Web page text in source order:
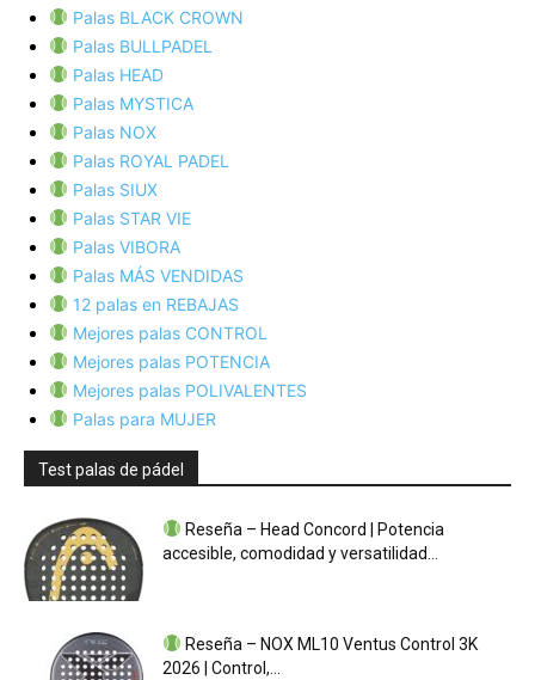
Palas BLACK CROWN
Palas BULLPADEL
Palas HEAD
Palas MYSTICA
Palas NOX
Palas ROYAL PADEL
Palas SIUX
Palas STAR VIE
Palas VIBORA
Palas MÁS VENDIDAS
12 palas en REBAJAS
Mejores palas CONTROL
Mejores palas POTENCIA
Mejores palas POLIVALENTES
Palas para MUJER
Test palas de pádel
Reseña – Head Concord | Potencia
accesible, comodidad y versatilidad…
Reseña – NOX ML10 Ventus Control 3K
2026 | Control,…